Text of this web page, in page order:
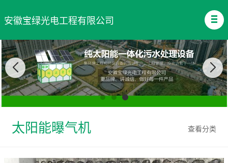
安徽宝绿光电工程有限公司
查看分类
太阳能曝气机